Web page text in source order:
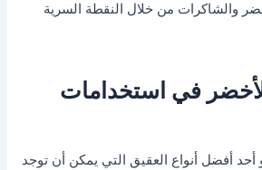
والشاكرات من خلال النقطة السرية
في استخدامات
أفضل أنواع العقيق التي يمكن أن توجد